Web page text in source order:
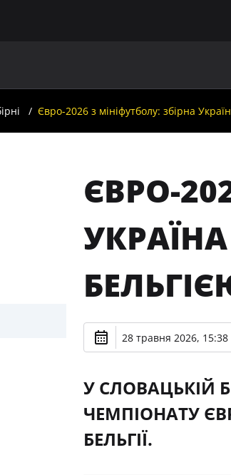
Євро-2026 з мініфутболу: збірна
ЄВРО-
28 травня 2026, 15:38
У СЛОВАЦЬКІЙ
ЧЕМПІОНАТУ
БЕЛЬГІЇ.